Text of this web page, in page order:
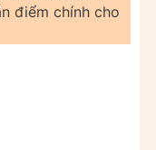
điểm chính cho